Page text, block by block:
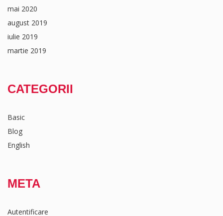
mai 2020
august 2019
iulie 2019
martie 2019
CATEGORII
Basic
Blog
English
META
Autentificare